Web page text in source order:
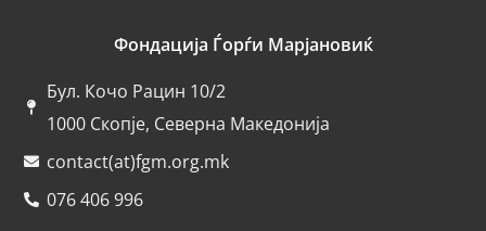
Фондација Ѓорѓи Марјановиќ
Бул. Кочо Рацин 10/2
1000 Скопје, Северна Македонија
contact(at)fgm.org.mk
076 406 996